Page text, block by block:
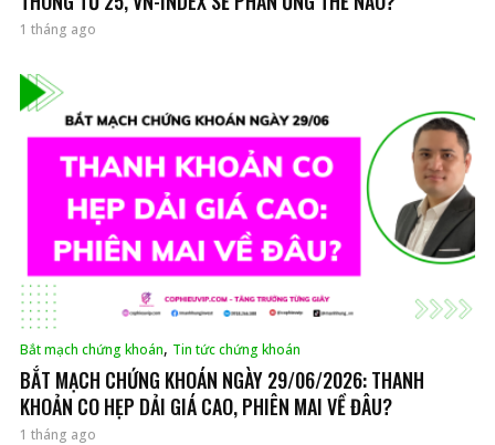
1 tháng ago
Bắt mạch chứng khoán, Tin tức chứng khoán
BẮT MẠCH CHỨNG KHOÁN NGÀY 29/06/2026: THANH
KHOẢN CO HẸP DẢI GIÁ CAO, PHIÊN MAI VỀ ĐÂU?
1 tháng ago